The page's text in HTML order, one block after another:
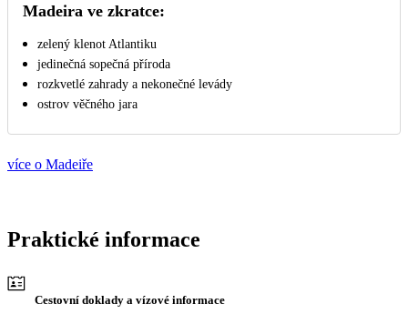
Madeira ve zkratce:
zelený klenot Atlantiku
jedinečná sopečná příroda
rozkvetlé zahrady a nekonečné levády
ostrov věčného jara
více o Madeiře
Praktické informace
Cestovní doklady a vízové informace